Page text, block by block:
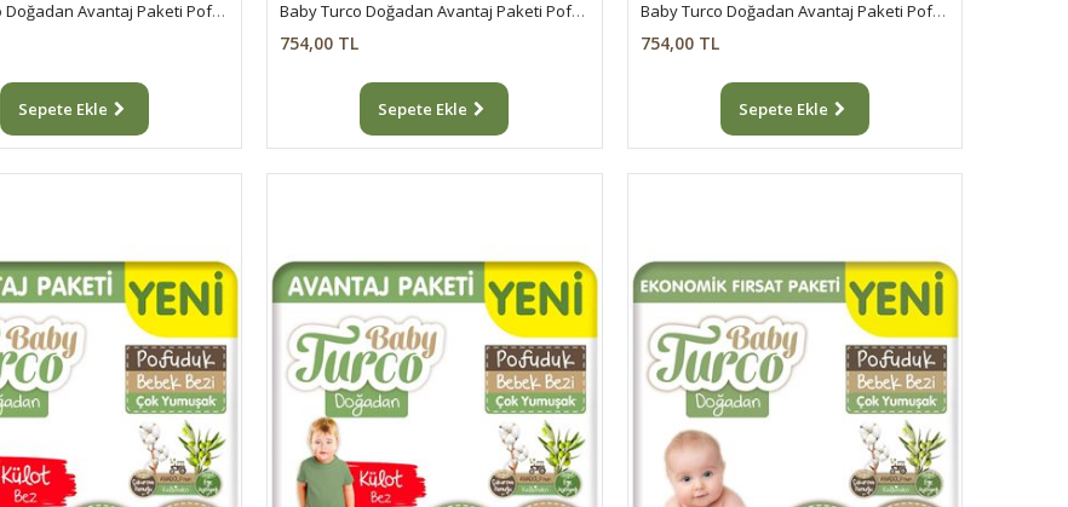
Baby Turco Doğadan Avantaj Paketi Pofuduk Bebek Bezi 5 Numara Junior 78 Adet
Sepete Ekle
Baby Turco Doğadan Avantaj Paketi Pofuduk Bebek Bezi 6 Numara Xlarge 62 Adet
754,00 TL
Sepete Ekle
Baby Turco Doğadan Avantaj Paketi Pofuduk Bebek Bezi 7 Numara Xxlarge 48 Adet
754,00 TL
Sepete Ekle